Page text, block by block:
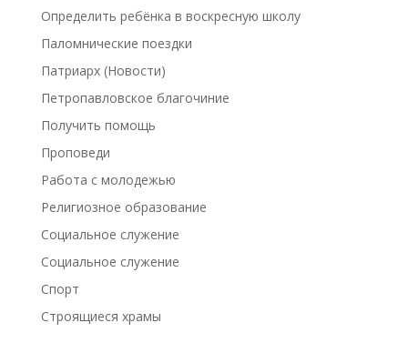
Определить ребёнка в воскресную школу
Паломнические поездки
Патриарх (Новости)
Петропавловское благочиние
Получить помощь
Проповеди
Работа с молодежью
Религиозное образование
Социальное служение
Социальное служение
Спорт
Строящиеся храмы